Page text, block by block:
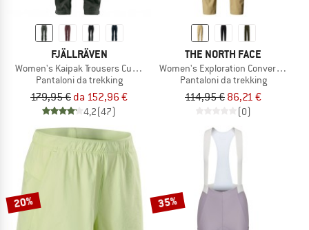
FJÄLLRÄVEN
Women's Kaipak Trousers Curved
Pantaloni da trekking
179,95 € da 152,96 €
4,2(47)
THE NORTH FACE
Women's Exploration Convertible
Pantaloni da trekking
114,95 € 86,21 €
(0)
20% 35%